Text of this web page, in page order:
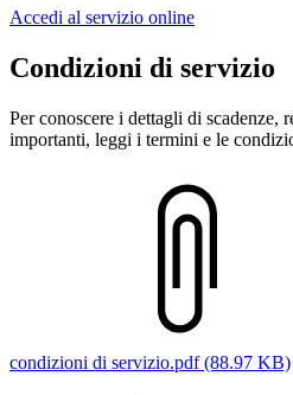
Accedi al servizio online
Condizioni di servizio
Per conoscere i dettagli di scadenze,
importanti, leggi i termini e le
condizioni di servizio.pdf (88.97 KB)